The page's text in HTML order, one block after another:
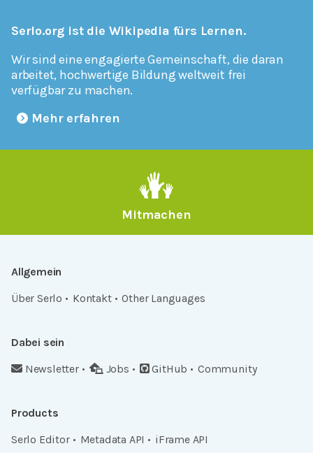
Serlo.org ist die Wikipedia fürs Lernen.
Wir sind eine engagierte Gemeinschaft, die daran
arbeitet, hochwertige Bildung weltweit frei
verfügbar zu machen.
Mehr erfahren
Mitmachen
Allgemein
Über Serlo
Kontakt Other Languages
Dabei sein
Newsletter
Jobs GitHub Community
Products
Serlo Editor
Metadata API iFrame API